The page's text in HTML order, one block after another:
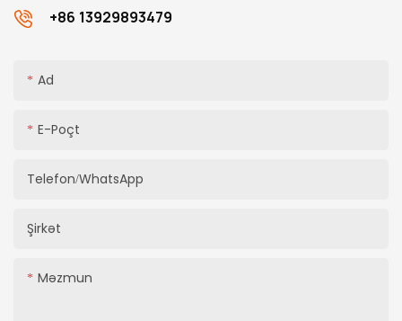
+86 13929893479
Ad
E-Poçt
Telefon/whatsApp
Şirkət
Məzmun